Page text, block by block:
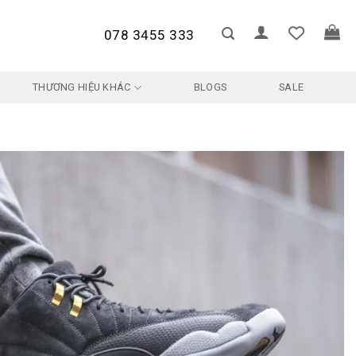
078 3455 333
THƯƠNG HIỆU KHÁC BLOGS SALE